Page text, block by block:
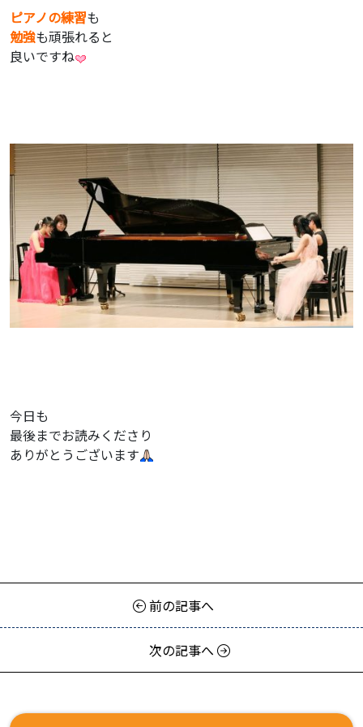
ピアノの練習も
勉強も頑張れると
良いですね
今日も
最後までお読みくださり
ありがとうございます
前の記事へ
次の記事へ